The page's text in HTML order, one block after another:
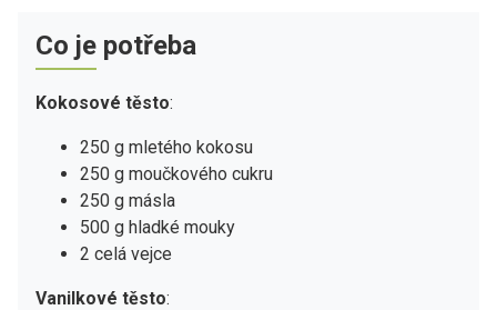
Co je potřeba
Kokosové těsto:
250 g mletého kokosu
250 g moučkového cukru
250 g másla
500 g hladké mouky
2 celá vejce
Vanilkové těsto: